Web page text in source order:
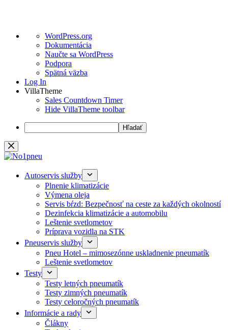
WordPress
WordPress.org
Dokumentácia
Naučte sa WordPress
Podpora
Spätná väzba
Log In
VillaTheme
Sales Countdown Timer
Hide VillaTheme toolbar
Hľadať
Preskočiť
na
Autoservis služby
Plnenie klimatizácie
Výmena oleja
Servis bŕzd: Bezpečnosť na ceste za každých okolností
Dezinfekcia klimatizácie a automobilu
Leštenie svetlometov
Príprava vozidla na STK
Pneuservis služby
Pneu Hotel – mimosezónne uskladnenie pneumatík
Leštenie svetlometov
Testy
Testy letných pneumatík
Testy zimných pneumatík
Testy celoročných pneumatík
Informácie a rady
Člákny